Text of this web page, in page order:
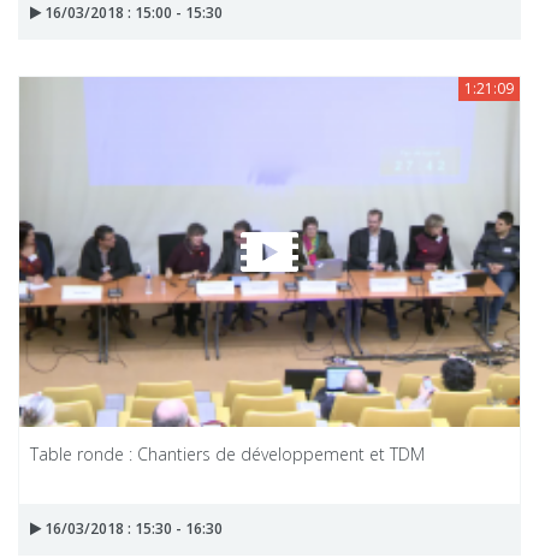
16/03/2018 : 15:00 - 15:30
1:21:09
Table ronde : Chantiers de développement et TDM
16/03/2018 : 15:30 - 16:30